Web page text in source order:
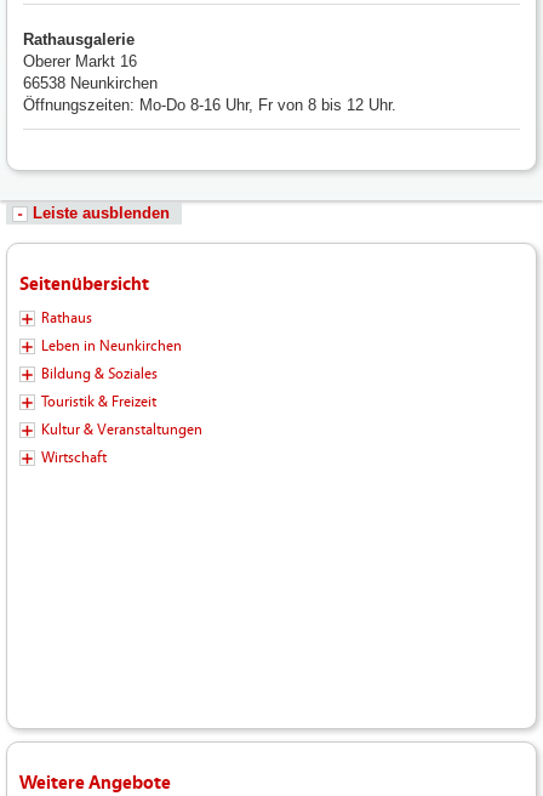
Rathausgalerie
Oberer Markt 16
66538 Neunkirchen
Öffnungszeiten: Mo-Do 8-16 Uhr, Fr von 8 bis 12 Uhr.
Leiste ausblenden
Seitenübersicht
Rathaus
Leben in Neunkirchen
Bildung & Soziales
Touristik & Freizeit
Kultur & Veranstaltungen
Wirtschaft
Weitere Angebote